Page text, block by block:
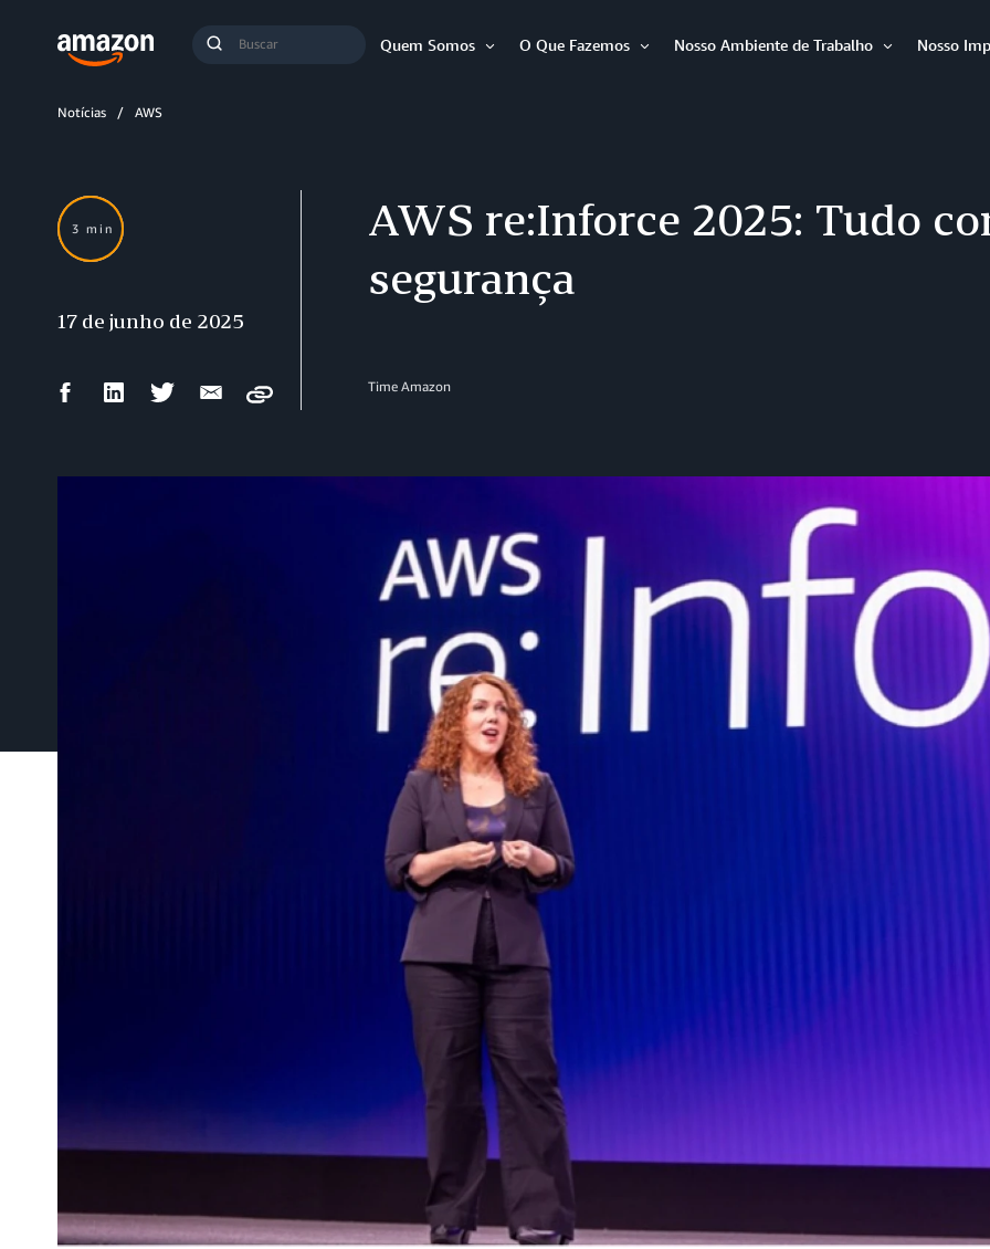
Buscar
Quem Somos
O Que Fazemos
Nosso Ambiente de Trabalho
Nosso
Notícias AWS
AWS re:Inforce 2025: Tudo
segurança
Time Amazon
3 min
17 de junho de 2025
CompartilharCompartilharCompartilharCompartilhar
Copy